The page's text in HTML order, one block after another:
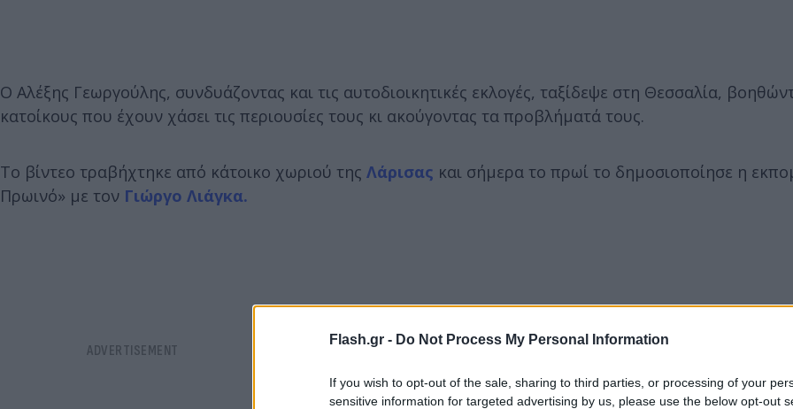
Flash.gr - Do Not Process My Personal Information
If you wish to opt-out of the sale, sharing to third parties, or processing of your
sensitive information for targeted advertising by us, please use the below opt-out
Ο Αλέξης Γεωργούλης, συνδυάζοντας και τις αυτοδιοικητικές εκλογές, ταξίδεψε στη Θεσσαλία,
κατοίκους που έχουν χάσει τις περιουσίες τους κι ακούγοντας τα προβλήματά τους.
Το βίντεο τραβήχτηκε από κάτοικο χωριού της Λάρισας και σήμερα το πρωί το δημοσιοποίησε η
Πρωινό» με τον Γιώργο Λιάγκα.